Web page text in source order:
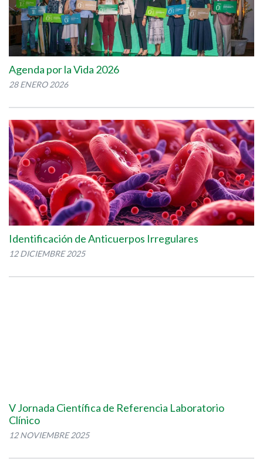
Agenda por la Vida 2026
28 ENERO 2026
Identificación de Anticuerpos Irregulares
12 DICIEMBRE 2025
V Jornada Científica de Referencia Laboratorio
Clínico
12 NOVIEMBRE 2025